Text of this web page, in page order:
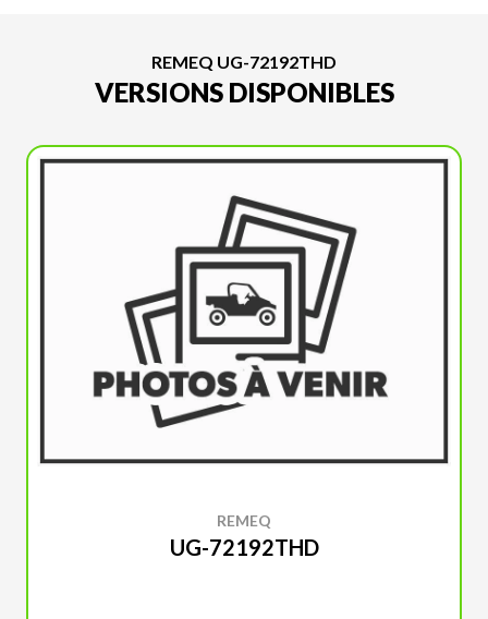
REMEQ UG-72192THD
VERSIONS DISPONIBLES
REMEQ
UG-72192THD